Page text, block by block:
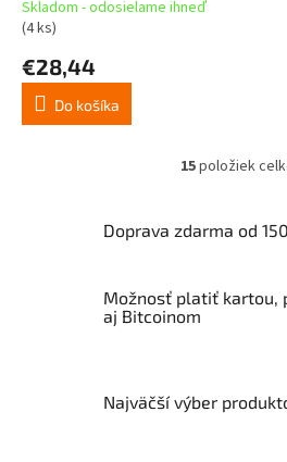
Skladom - odosielame ihneď
(4 ks)
€28,44
Do košíka
O
á
c
v
15položiek
Doprava zdarma od
Možnosť platiť kartou,
aj Bitcoinom
Najväčší výber